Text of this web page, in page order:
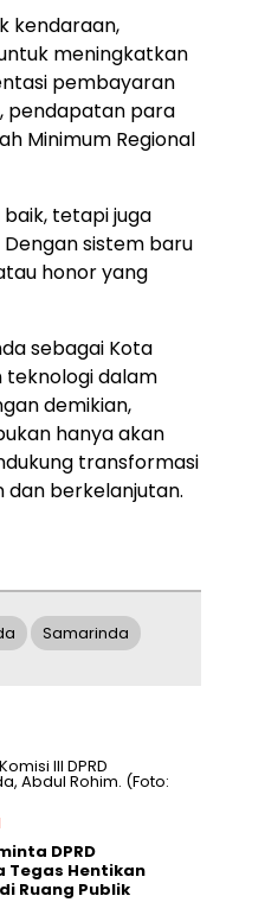
kendaraan,
meningkatkan
pembayaran
pendapatan para
Minimum Regional
tetapi juga
sistem baru
honor yang
sebagai Kota
teknologi dalam
demikian,
hanya akan
transformasi
dan berkelanjutan.
Samarinda
DPRD
Tegas Hentikan
Ruang Publik